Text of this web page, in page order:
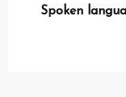
Spoken
Spoken